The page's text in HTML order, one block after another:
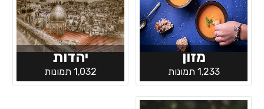
מזון
1,233 תמונות
יהדות
1,032 תמונות